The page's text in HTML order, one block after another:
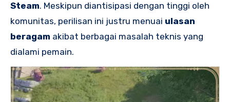
Steam. Meskipun diantisipasi dengan tinggi oleh
komunitas, perilisan ini justru menuai ulasan
beragam akibat berbagai masalah teknis yang
dialami pemain.